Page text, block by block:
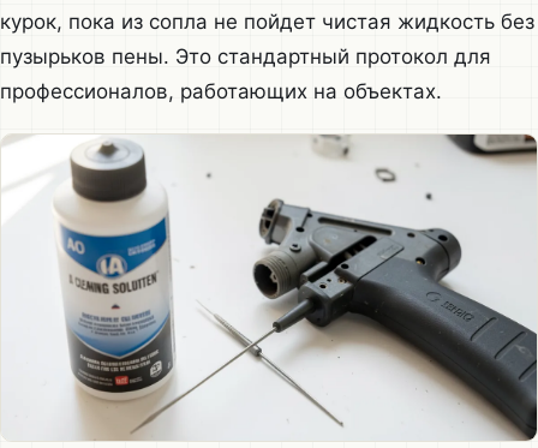
курок, пока из сопла не пойдет чистая жидкость без
пузырьков пены. Это стандартный протокол для
профессионалов, работающих на объектах.